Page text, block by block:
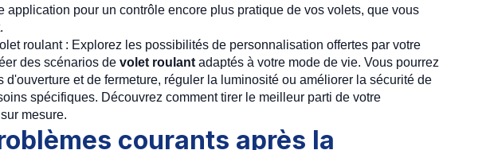
application pour un contrôle encore plus pratique de vos volets, que vous
roulant : Explorez les possibilités de personnalisation offertes par votre
des scénarios de volet roulant adaptés à votre mode de vie. Vous pourrez
d'ouverture et de fermeture, réguler la luminosité ou améliorer la sécurité de
spécifiques. Découvrez comment tirer le meilleur parti de votre
mesure.
courants après la